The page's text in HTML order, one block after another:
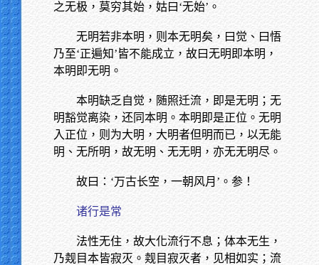
之无极，莫穷其始，姑曰‘无始’。
无明若非本明，则本无明矣，曰觉、曰悟
乃至‘正遍知’皆不能成立，故曰无明即本明，
本明即无明。
本明缺乏自觉，随照迁流，即是无明；无
明豁觉离染，还同本明。本明即是正位。无明
入正位，则为大明，大明者但明而已，以无能
明、无所明，故无明、无无明，亦无无明尽。
故曰：‘万古长空，一朝风月’。参！
诸行是常
法性无住，故大化流行不息；体本无生，
乃觌目本皆寂灭。觌目寂灭者，见相如实；流